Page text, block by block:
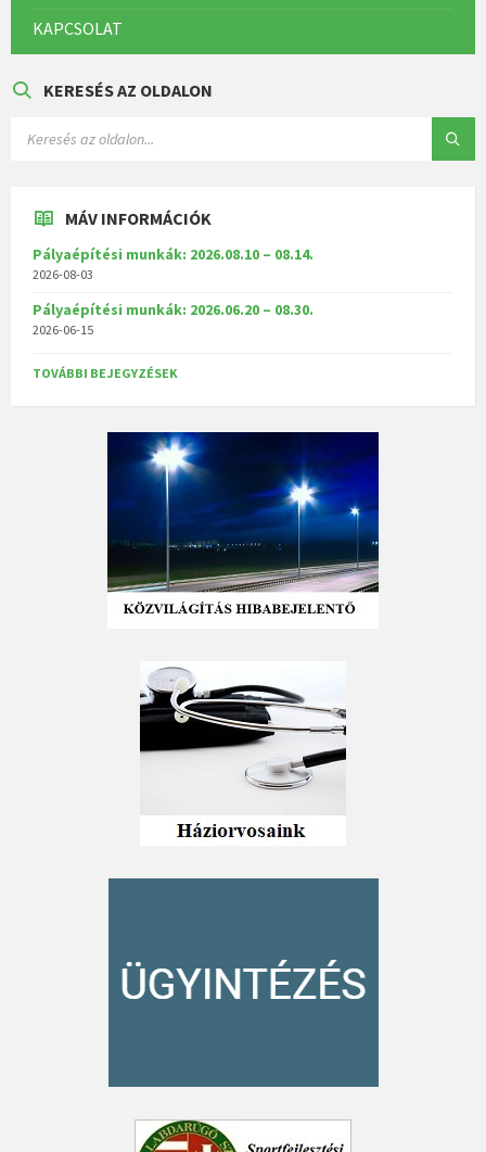
KAPCSOLAT
KERESÉS AZ OLDALON
MÁV INFORMÁCIÓK
Pályaépítési munkák: 2026.08.10 – 08.14.
2026-08-03
Pályaépítési munkák: 2026.06.20 – 08.30.
2026-06-15
TOVÁBBI BEJEGYZÉSEK